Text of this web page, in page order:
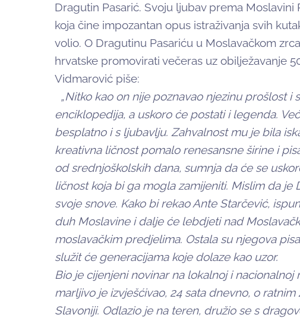
Dragutin Pasarić. Svoju ljubav prema
koja čine impozantan opus istraživanja svih
volio. O Dragutinu Pasariću u Moslavačkom
hrvatske promovirati večeras uz obilježavanje
Vidmarović piše:
„Nitko kao on nije poznavao njezinu prošlost i
enciklopedija, a uskoro će postati i legenda.
besplatno i s ljubavlju. Zahvalnost mu je bila
kreativna ličnost pomalo renesansne širine i
od srednjoškolskih dana, sumnja da će se
ličnost koja bi ga mogla zamijeniti. Mislim da je
svoje snove. Kako bi rekao Ante Starčević,
duh Moslavine i dalje će lebdjeti nad
moslavačkim predjelima. Ostala su njegova
služit će generacijama koje dolaze kao uzor.
Bio je cijenjeni novinar na lokalnoj i nacionalnoj
marljivo je izvješćivao, 24 sata dnevno, o
Slavoniji. Odlazio je na teren, družio se s